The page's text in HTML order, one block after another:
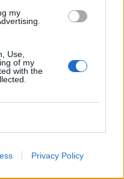
my
Use,
of my
with the
Privacy Policy